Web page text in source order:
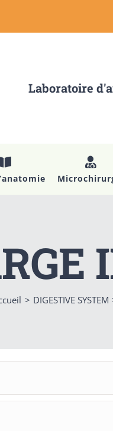
Laboratoire
DIGESTIVE SYSTEM